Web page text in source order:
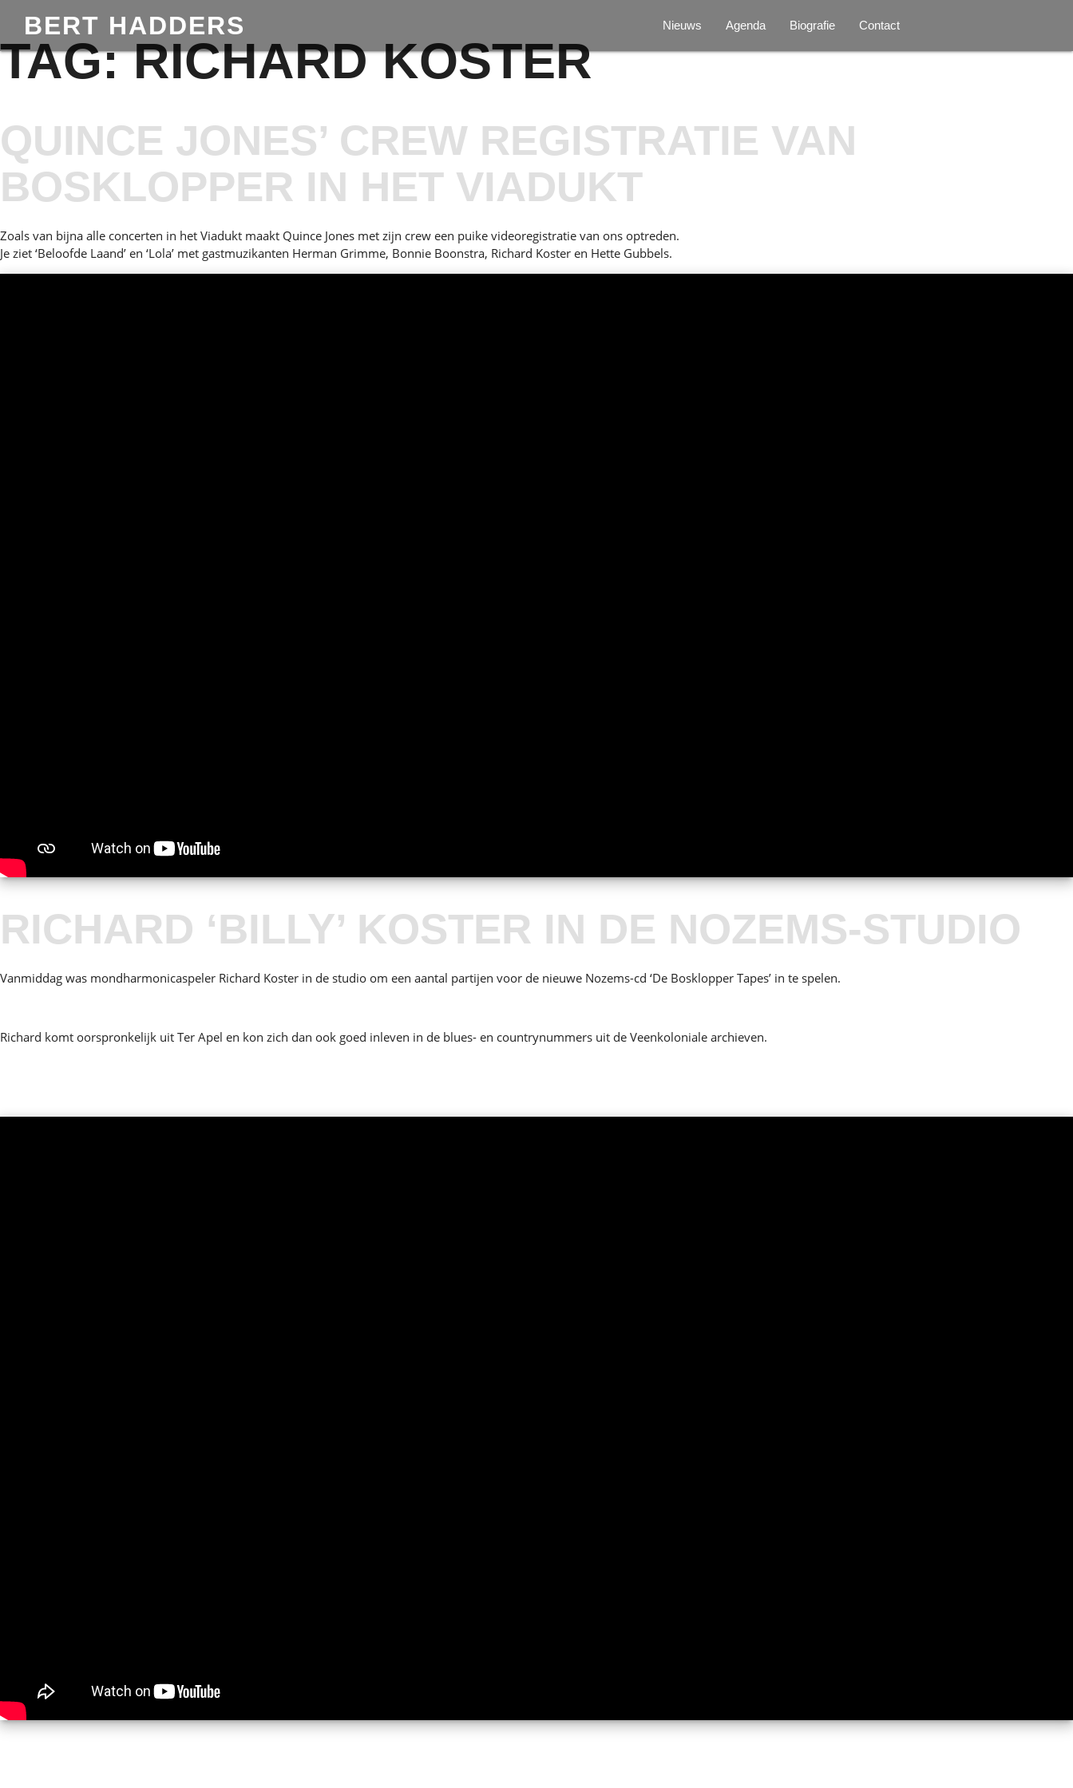
BERT HADDERS Nieuws Agenda Biografie Contact
TAG:RICHARD KOSTER
QUINCE JONES’ CREW REGISTRATIE VAN
BOSKLOPPER IN HET VIADUKT
Zoals van bijna alle concerten in het Viadukt maakt Quince Jones met zijn crew een puike videoregistratie van ons optreden.
Je ziet ‘Beloofde Laand’ en ‘Lola’ met gastmuzikanten Herman Grimme, Bonnie Boonstra, Richard Koster en Hette Gubbels.
RICHARD ‘BILLY’ KOSTER IN DE NOZEMS-STUDIO
Vanmiddag was mondharmonicaspeler Richard Koster in de studio om een aantal partijen voor de nieuwe Nozems-cd ‘De Bosklopper Tapes’ in te spelen.
Richard komt oorspronkelijk uit Ter Apel en kon zich dan ook goed inleven in de blues- en countrynummers uit de Veenkoloniale archieven.